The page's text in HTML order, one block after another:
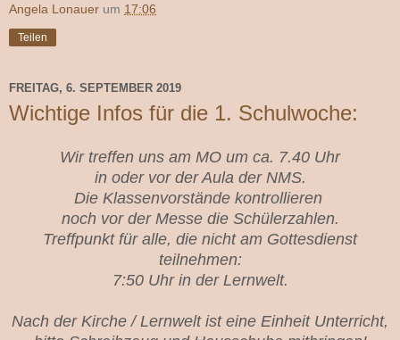
Angela Lonauer um 17:06
Teilen
FREITAG, 6. SEPTEMBER 2019
Wichtige Infos für die 1. Schulwoche:
Wir treffen uns am MO um ca. 7.40 Uhr
in oder vor der Aula der NMS.
Die Klassenvorstände kontrollieren
noch vor der Messe die Schülerzahlen.
Treffpunkt für alle, die nicht am Gottesdienst
teilnehmen:
7:50 Uhr in der Lernwelt.
Nach der Kirche / Lernwelt ist eine Einheit Unterricht,